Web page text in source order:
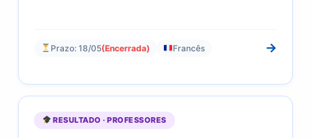
Prazo: 18/05(Encerrada) Francês →
RESULTADO · PROFESSORES